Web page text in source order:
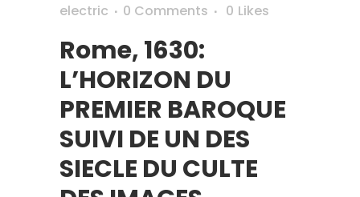
electric
0 Comments 0 Likes
Rome, 1630:
L’HORIZON DU
PREMIER BAROQUE
SUIVI DE UN DES
SIECLE DU CULTE